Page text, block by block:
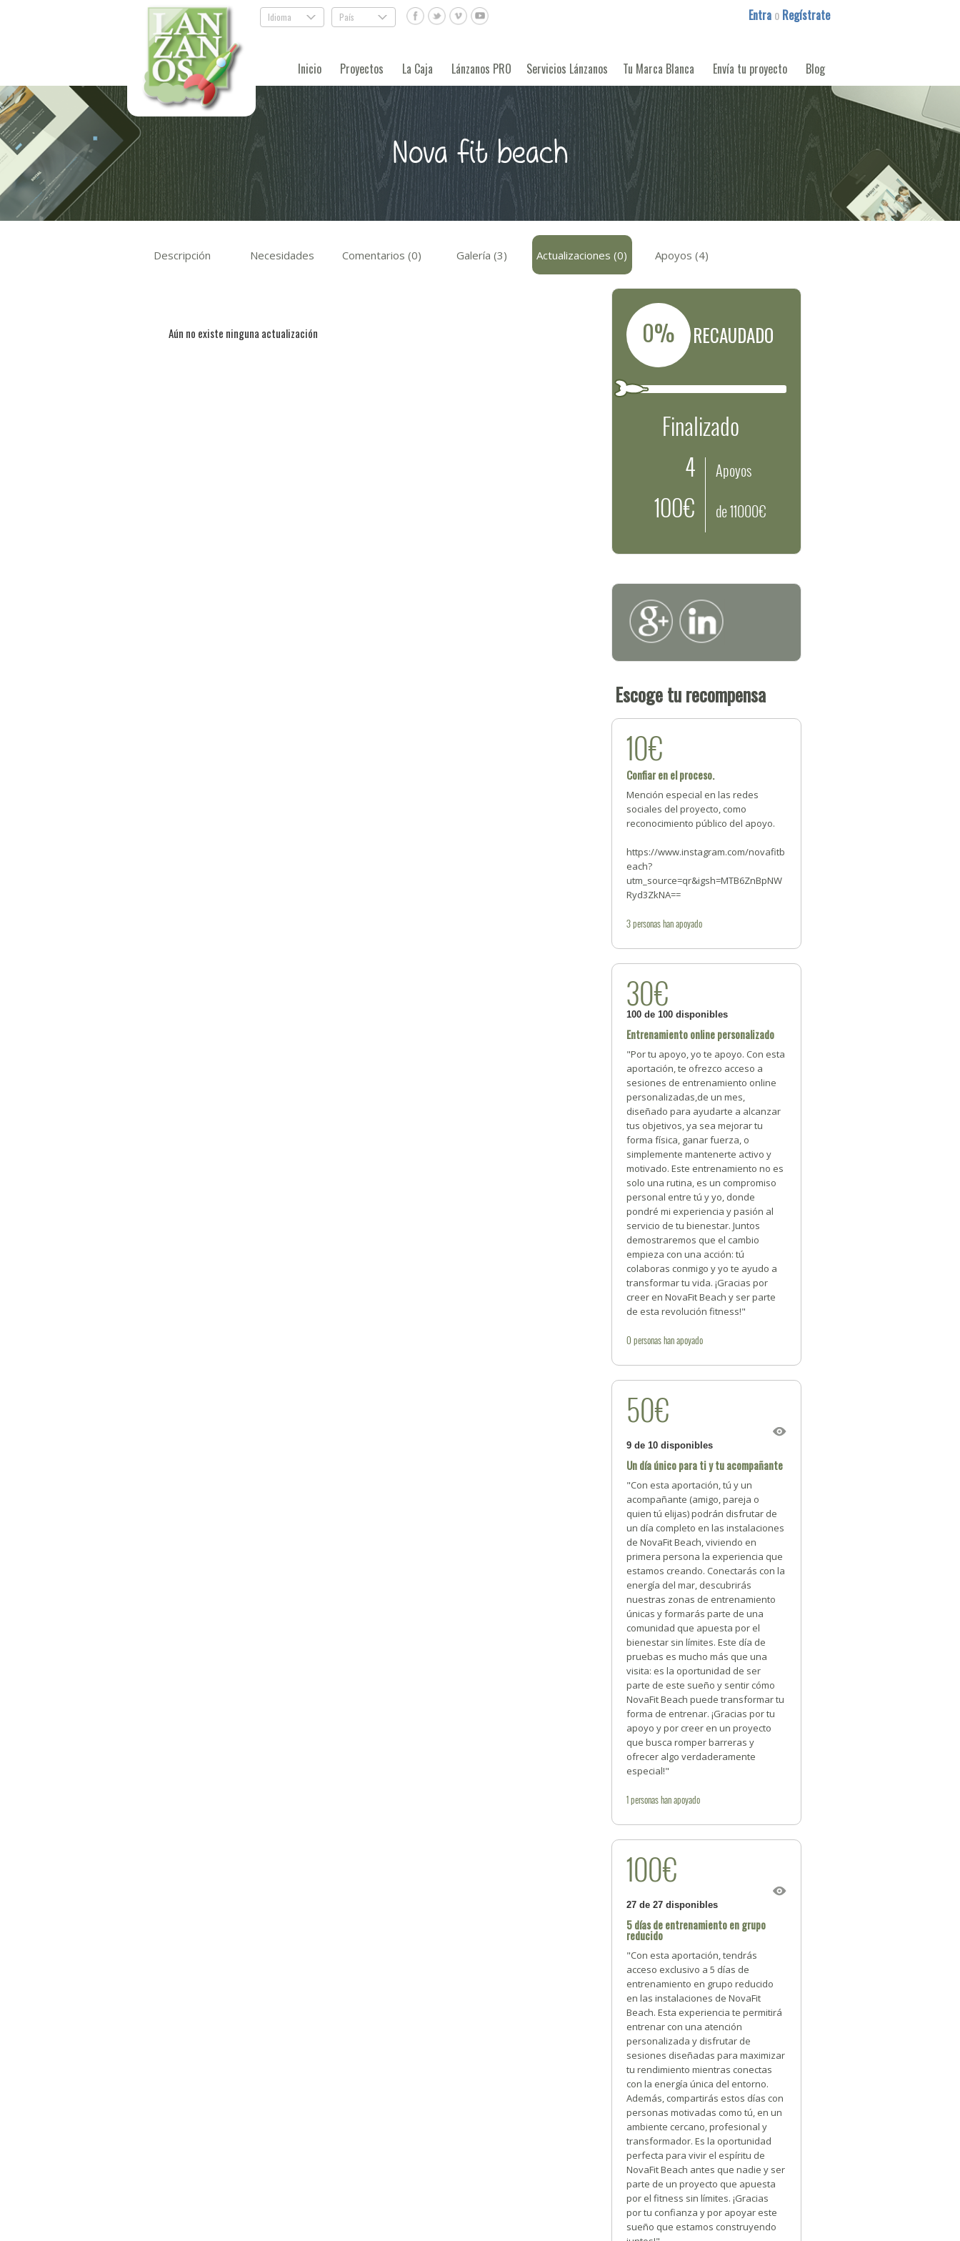
Idioma . País . Entra o Regístrate
Inicio Proyectos La Caja Lánzanos PRO Servicios Lánzanos Tu Marca Blanca Envía tu proyecto Blog
Nova fit beach
Descripción Necesidades Comentarios (0) Galería (3) Actualizaciones (0) Apoyos (4)
Aún no existe ninguna actualización 0% RECAUDADO
Finalizado
4
100€
Apoyos
de 11000€
Escoge tu recompensa
10€
Confiar en el proceso.
Mención especial en las redes
sociales del proyecto, como
reconocimiento público del apoyo.
https://www.instagram.com/novafitb
each?
utm_source=qr&igsh=MTB6ZnBpNW
Ryd3ZkNA==
3personashan apoyado
30€
100 de 100 disponibles
Entrenamiento online personalizado
"Por tu apoyo, yo te apoyo. Con esta
aportación, te ofrezco acceso a
sesiones de entrenamiento online
personalizadas,de un mes,
diseñado para ayudarte a alcanzar
tus objetivos, ya sea mejorar tu
forma física, ganar fuerza, o
simplemente mantenerte activo y
motivado. Este entrenamiento no es
solo una rutina, es un compromiso
personal entre tú y yo, donde
pondré mi experiencia y pasión al
servicio de tu bienestar. Juntos
demostraremos que el cambio
empieza con una acción: tú
colaboras conmigo y yo te ayudo a
transformar tu vida. ¡Gracias por
creer en NovaFit Beach y ser parte
de esta revolución fitness!"
0personashan apoyado
50€
9 de 10 disponibles
Un día único para ti y tu acompañante
"Con esta aportación, tú y un
acompañante (amigo, pareja o
quien tú elijas) podrán disfrutar de
un día completo en las instalaciones
de NovaFit Beach, viviendo en
primera persona la experiencia que
estamos creando. Conectarás con la
energía del mar, descubrirás
nuestras zonas de entrenamiento
únicas y formarás parte de una
comunidad que apuesta por el
bienestar sin límites. Este día de
pruebas es mucho más que una
visita: es la oportunidad de ser
parte de este sueño y sentir cómo
NovaFit Beach puede transformar tu
forma de entrenar. ¡Gracias por tu
apoyo y por creer en un proyecto
que busca romper barreras y
ofrecer algo verdaderamente
especial!"
1personashan apoyado
100€
27 de 27 disponibles
5 días de entrenamiento en grupo
reducido
"Con esta aportación, tendrás
acceso exclusivo a 5 días de
entrenamiento en grupo reducido
en las instalaciones de NovaFit
Beach. Esta experiencia te permitirá
entrenar con una atención
personalizada y disfrutar de
sesiones diseñadas para maximizar
tu rendimiento mientras conectas
con la energía única del entorno.
Además, compartirás estos días con
personas motivadas como tú, en un
ambiente cercano, profesional y
transformador. Es la oportunidad
perfecta para vivir el espíritu de
NovaFit Beach antes que nadie y ser
parte de un proyecto que apuesta
por el fitness sin límites. ¡Gracias
por tu confianza y por apoyar este
sueño que estamos construyendo